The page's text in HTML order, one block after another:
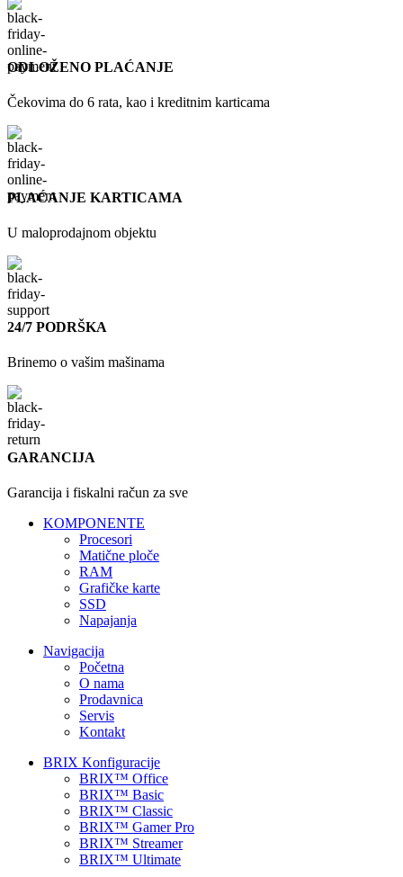
ODLOŽENO PLAĆANJE
Čekovima do 6 rata, kao i kreditnim karticama
PLAĆANJE KARTICAMA
U maloprodajnom objektu
24/7 PODRŠKA
Brinemo o vašim mašinama
GARANCIJA
Garancija i fiskalni račun za sve
KOMPONENTE
Procesori
Matične ploče
RAM
Grafičke karte
SSD
Napajanja
Navigacija
Početna
O nama
Prodavnica
Servis
Kontakt
BRIX Konfiguracije
BRIX™ Office
BRIX™ Basic
BRIX™ Classic
BRIX™ Gamer Pro
BRIX™ Streamer
BRIX™ Ultimate